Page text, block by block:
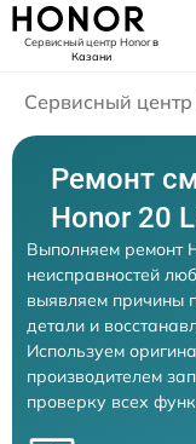
Сервисный центр Honorв
Казани
Сервисный центр
Ремонт
Honor 20
Выполняем ремонт
неисправностей
выявляем причины
детали и
Используем
производителем
проверку всех